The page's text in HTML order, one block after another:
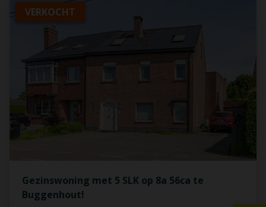
VERKOCHT
Gezinswoning met 5 SLK op 8a 56ca te
Buggenhout!